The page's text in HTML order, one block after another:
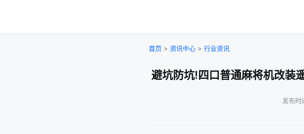
首页 > 资讯中心 > 行业资讯
避坑防坑!四口普通麻将机改装
发布